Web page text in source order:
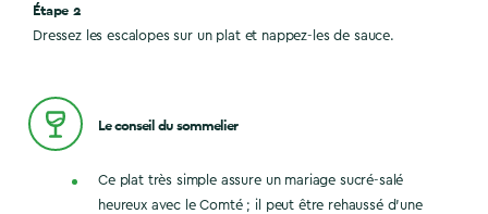
Étape 2
Dressez les escalopes sur un plat et nappez-les de sauce.
Le conseil du sommelier
Ce plat très simple assure un mariage sucré-salé
heureux avec le Comté ; il peut être rehaussé d’une